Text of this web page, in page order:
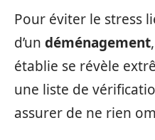
Pour éviter le stress
d’un déménagement
établie se révèle
une liste de
assurer de ne rien